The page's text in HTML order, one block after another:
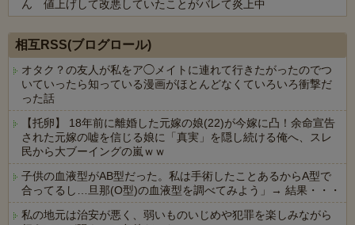
ん 値上げして改悪していたことがバレて炎上中
相互RSS(ブログロール)
オタク？の友人が私をア◯メイトに連れて行きたがったのでつ
いていったら知っている漫画がほとんどなくていろいろ衝撃だ
った話
【托卵】 18年前に離婚した元嫁の娘(22)が今嫁に凸！余命宣告
された元嫁の嘘を信じる娘に「真実」を隠し続ける俺へ、スレ
民から大ブーイングの嵐ｗｗ
子供の血液型がAB型だった。私は手術したことあるからA型で
合ってるし…旦那(O型)の血液型を調べてみよう」→ 結果・・・
私の地元は治安が悪く、弱いものいじめや犯罪を楽しみながら